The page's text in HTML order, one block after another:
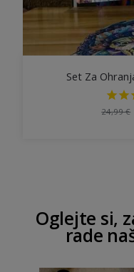
Set Za
24,99€
Oglejte si,
rade